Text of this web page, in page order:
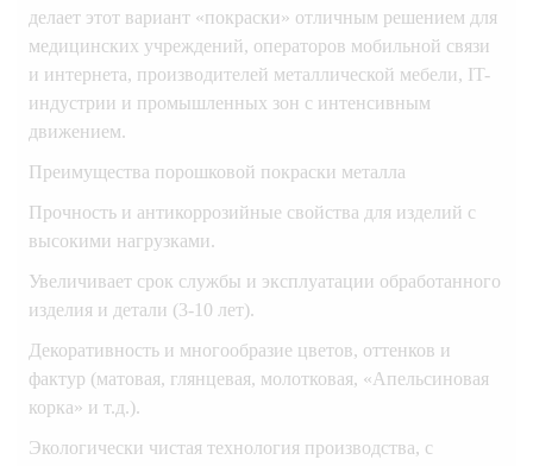
делает этот вариант «покраски» отличным решением для
медицинских учреждений, операторов мобильной связи
и интернета, производителей металлической мебели, IT-
индустрии и промышленных зон с интенсивным
движением.
Преимущества порошковой покраски металла
Прочность и антикоррозийные свойства для изделий с
высокими нагрузками.
Увеличивает срок службы и эксплуатации обработанного
изделия и детали (3-10 лет).
Декоративность и многообразие цветов, оттенков и
фактур (матовая, глянцевая, молотковая, «Апельсиновая
корка» и т.д.).
Экологически чистая технология производства, с